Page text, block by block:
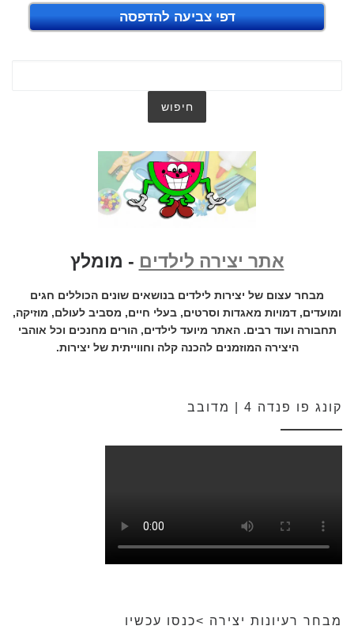
דפי צביעה להדפסה
אתר יצירה לילדים - מומלץ
מבחר עצום של יצירות לילדים בנושאים שונים הכוללים חגים
ומועדים, דמויות מאגדות וסרטים, בעלי חיים, מסביב לעולם, מוזיקה,
תחבורה ועוד רבים. האתר מיועד לילדים, הורים מחנכים וכל אוהבי
היצירה המוזמנים להכנה קלה וחווייתית של יצירות.
קונג פו פנדה 4 | מדובב
מבחר רעיונות יצירה >כנסו עכשיו